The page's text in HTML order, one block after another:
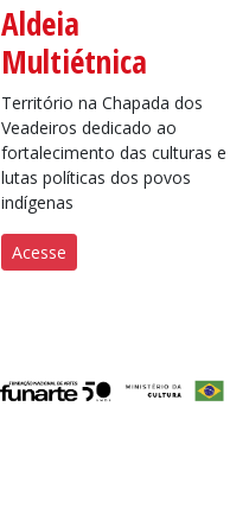
Aldeia
Multiétnica
Território na Chapada dos
Veadeiros dedicado ao
fortalecimento das culturas e
lutas políticas dos povos
indígenas
Acesse